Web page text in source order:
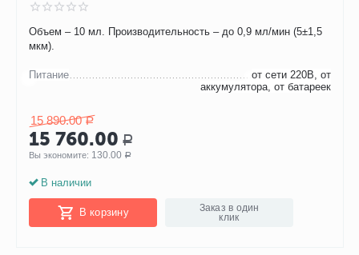
Объем – 10 мл. Производительность – до 0,9 мл/мин (5±1,5
мкм).
Питание
от сети 220В, от
аккумулятора, от батареек
15 890.00 Р
15 760.00 Р
Вы экономите: 130.00 Р
В наличии
В корзину
Заказ в один
клик